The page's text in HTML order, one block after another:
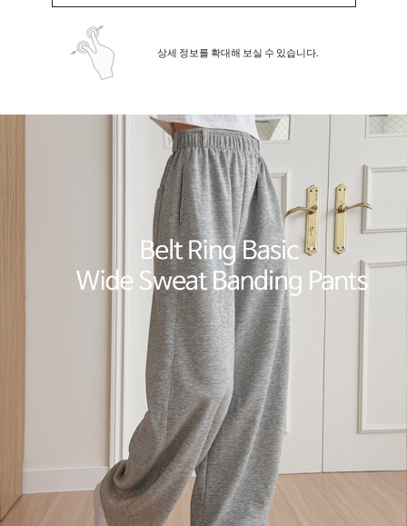
상세 정보를 확대해 보실 수 있습니다.